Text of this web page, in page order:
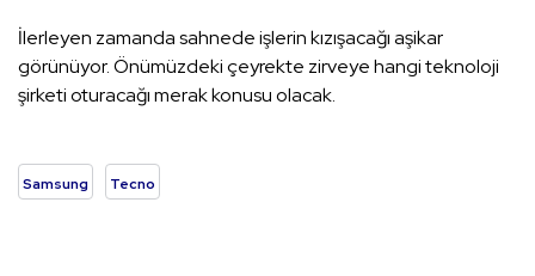
İlerleyen zamanda sahnede işlerin kızışacağı aşikar
görünüyor. Önümüzdeki çeyrekte zirveye hangi teknoloji
şirketi oturacağı merak konusu olacak.
Samsung Tecno